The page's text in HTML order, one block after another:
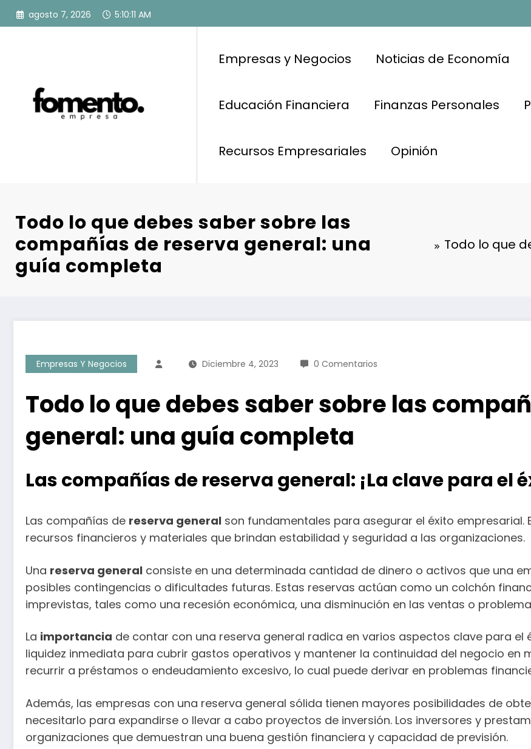
Saltar
agosto 7, 2026 5:10:12 AM
Empresas y Negocios Noticias de Economía
Educación Financiera Finanzas Personales
Recursos Empresariales Opinión
Todo lo que debes saber sobre las
compañías de reserva general: una
guía completa
Todo lo que
Empresas Y Negocios Diciembre 4, 2023 0 Comentarios
Todo lo que debes saber sobre las
general: una guía completa
Las compañías de reserva general: ¡La clave para el
Las compañías de reserva general son fundamentales para asegurar el éxito
recursos financieros y materiales que brindan estabilidad y seguridad a las organizaciones.
Una reserva general consiste en una determinada cantidad de dinero o activos que una
posibles contingencias o dificultades futuras. Estas reservas actúan como un colchón
imprevistas, tales como una recesión económica, una disminución en las ventas o
La importancia de contar con una reserva general radica en varios aspectos clave para el
liquidez inmediata para cubrir gastos operativos y mantener la continuidad del negocio en
recurrir a préstamos o endeudamiento excesivo, lo cual puede derivar en problemas
Además, las empresas con una reserva general sólida tienen mayores posibilidades de
necesitarlo para expandirse o llevar a cabo proyectos de inversión. Los inversores y
organizaciones que demuestran una buena gestión financiera y capacidad de previsión.